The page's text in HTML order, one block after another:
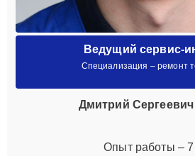
Ведущий сервис-
Специализация – ремонт
Дмитрий
Опыт работы – 7